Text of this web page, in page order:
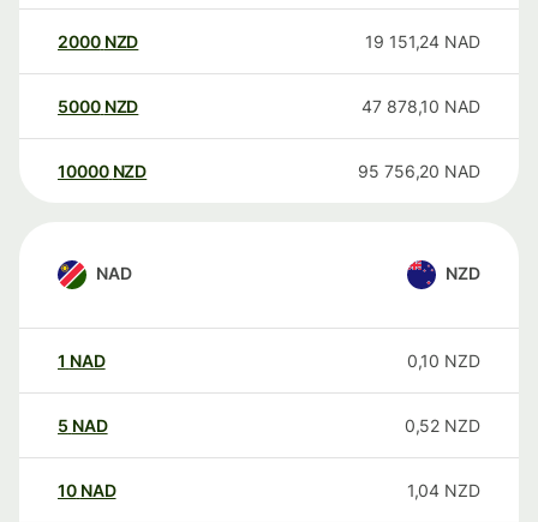
2000 NZD 19 151,24 NAD
5000 NZD 47 878,10 NAD
10000 NZD 95 756,20 NAD
NAD NZD
1 NAD 0,10 NZD
5 NAD 0,52 NZD
10 NAD 1,04 NZD